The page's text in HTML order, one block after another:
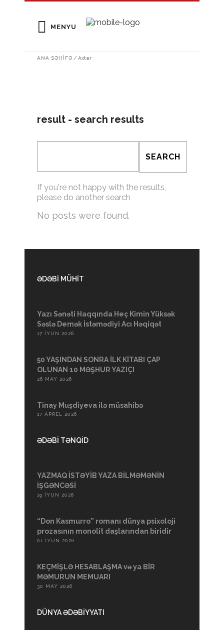
MENYU
ANA SƏHIFƏ / Axtar
result - search results
If you're not happy with the results,
please do another search
No posts were found.
ƏDƏBİ MÜHİT
Yazı Sənəti Haqqında Heç Kimin Yüksək
Səslə Demək İstəmədiyi Acı Həqiqət
17 İYUN 2026
50 YAŞINDAN SONRA İLK KİTABI ÇAP
OLUNAN 10 MƏŞHUR YAZIÇI
26 MAY 2026
Tinay Muşdiyeva ilə müsahibə
17 APREL 2026
ƏDƏBİ TƏNQİD
YAZMAQ İSTƏYİB YAZA BİLMƏMƏNİN
İŞGƏNCƏSİ
19 İYUN 2026
“Don Kasmurro” romanı dünya psixoloji
prozasının monolit daşlarından biridir
01 İYUN 2026
KEÇMİŞLƏ HESABLAŞMA və ya BİR
MƏMURUN MEMUARI
30 MAY 2026
DÜNYA ƏDƏBİYYATI